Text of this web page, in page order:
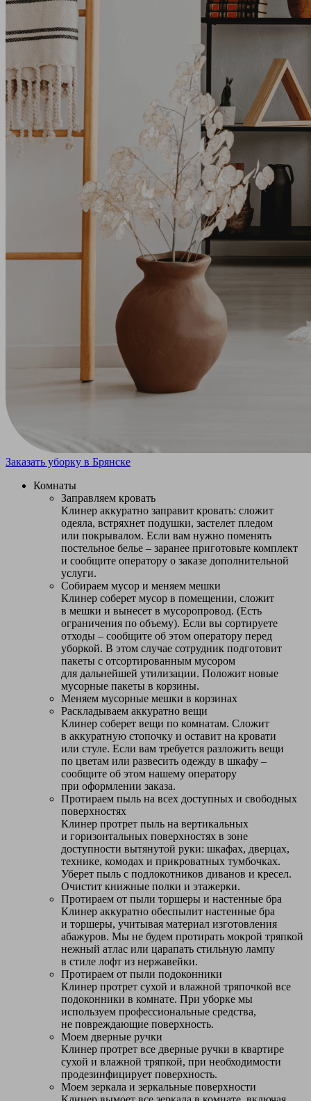
Заказать уборку в Брянске
Комнаты
Заправляем кровать
Клинер аккуратно заправит кровать: сложит
одеяла, встряхнет подушки, застелет пледом
или покрывалом. Если вам нужно поменять
постельное белье – заранее приготовьте комплект
и сообщите оператору о заказе дополнительной
услуги.
Собираем мусор и меняем мешки
Клинер соберет мусор в помещении, сложит
в мешки и вынесет в мусоропровод. (Есть
ограничения по объему). Если вы сортируете
отходы – сообщите об этом оператору перед
уборкой. В этом случае сотрудник подготовит
пакеты с отсортированным мусором
для дальнейшей утилизации. Положит новые
мусорные пакеты в корзины.
Меняем мусорные мешки в корзинах
Раскладываем аккуратно вещи
Клинер соберет вещи по комнатам. Сложит
в аккуратную стопочку и оставит на кровати
или стуле. Если вам требуется разложить вещи
по цветам или развесить одежду в шкафу –
сообщите об этом нашему оператору
при оформлении заказа.
Протираем пыль на всех доступных и свободных
поверхностях
Клинер протрет пыль на вертикальных
и горизонтальных поверхностях в зоне
доступности вытянутой руки: шкафах, дверцах,
технике, комодах и прикроватных тумбочках.
Уберет пыль с подлокотников диванов и кресел.
Очистит книжные полки и этажерки.
Протираем от пыли торшеры и настенные бра
Клинер аккуратно обеспылит настенные бра
и торшеры, учитывая материал изготовления
абажуров. Мы не будем протирать мокрой тряпкой
нежный атлас или царапать стильную лампу
в стиле лофт из нержавейки.
Протираем от пыли подоконники
Клинер протрет сухой и влажной тряпочкой все
подоконники в комнате. При уборке мы
используем профессиональные средства,
не повреждающие поверхность.
Моем дверные ручки
Клинер протрет все дверные ручки в квартире
сухой и влажной тряпкой, при необходимости
продезинфицирует поверхность.
Моем зеркала и зеркальные поверхности